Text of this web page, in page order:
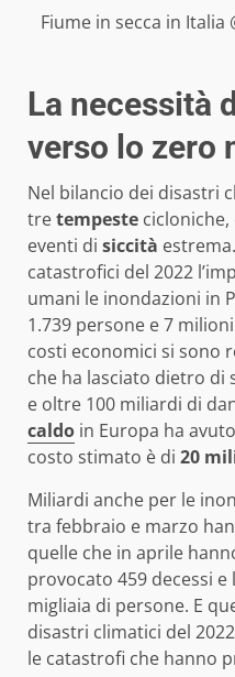
Fiume in secca in Italia
La necessità
verso lo zero
Nel bilancio dei disastri
tretempeste
eventi di siccità
catastrofici del 2022
umani le inondazioni in
1.739 persone e 7
costi economici si sono
che ha lasciato dietro di
e oltre 100 miliardi di
caldo in Europa ha
costo stimato è di 20
Miliardi anche per le
tra febbraio e marzo
quelle che in aprile
provocato 459 decessi
migliaia di persone. E
disastri climatici del
le catastrofi che hanno